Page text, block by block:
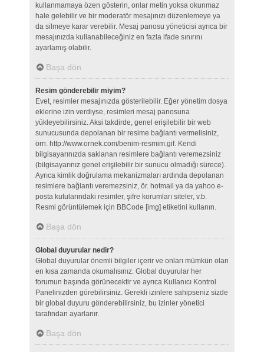
kullanmamaya özen gösterin, onlar metin yoksa okunmaz
hale gelebilir ve bir moderatör mesajınızı düzenlemeye ya
da silmeye karar verebilir. Mesaj panosu yöneticisi ayrıca bir
mesajınızda kullanabileceğiniz en fazla ifade sınırını
ayarlamış olabilir.
Başa dön
Resim gönderebilir miyim?
Evet, resimler mesajınızda gösterilebilir. Eğer yönetim dosya
eklerine izin verdiyse, resimleri mesaj panosuna
yükleyebilirsiniz. Aksi takdirde, genel erişilebilir bir web
sunucusunda depolanan bir resime bağlantı vermelisiniz,
örn. http://www.ornek.com/benim-resmim.gif. Kendi
bilgisayarınızda saklanan resimlere bağlantı veremezsiniz
(bilgisayarınız genel erişilebilir bir sunucu olmadığı sürece).
Ayrıca kimlik doğrulama mekanizmaları ardında depolanan
resimlere bağlantı veremezsiniz, ör. hotmail ya da yahoo e-
posta kutularındaki resimler, şifre korumları siteler, v.b.
Resmi görüntülemek için BBCode [img] etiketini kullanın.
Başa dön
Global duyurular nedir?
Global duyurular önemli bilgiler içerir ve onları mümkün olan
en kısa zamanda okumalısınız. Global duyurular her
forumun başında görünecektir ve ayrıca Kullanıcı Kontrol
Panelinizden görebilirsiniz. Gerekli izinlere sahipseniz sizde
bir global duyuru gönderebilirsiniz, bu izinler yönetici
tarafından ayarlanır.
Başa dön